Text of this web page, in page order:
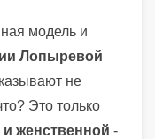
модель и
Лопыревой
не
Это только
женственной -